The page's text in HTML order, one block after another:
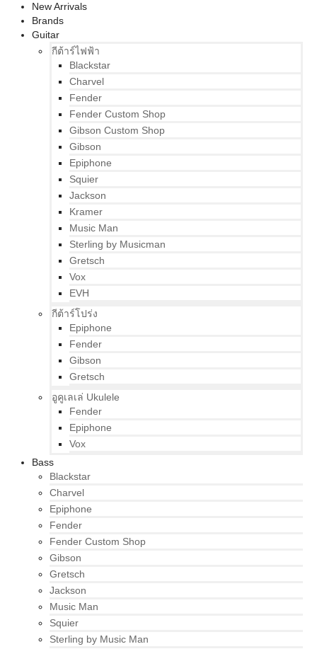
New Arrivals
Brands
Guitar
กีต้าร์ไฟฟ้า
Blackstar
Charvel
Fender
Fender Custom Shop
Gibson Custom Shop
Gibson
Epiphone
Squier
Jackson
Kramer
Music Man
Sterling by Musicman
Gretsch
Vox
EVH
กีต้าร์โปร่ง
Epiphone
Fender
Gibson
Gretsch
อูคูเลเล่ Ukulele
Fender
Epiphone
Vox
Bass
Blackstar
Charvel
Epiphone
Fender
Fender Custom Shop
Gibson
Gretsch
Jackson
Music Man
Squier
Sterling by Music Man